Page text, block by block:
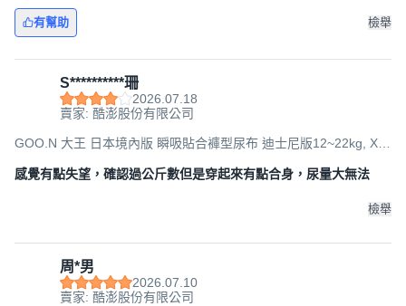
有幫助 檢舉
S**********珊
2026.07.18
賣家: 酷澎股份有限公司
GOO.N 大王 日本境內版 瞬吸貼合褲型尿布 迪士尼版12~22kg, XL,
感覺有點失望，確認過公斤數但是穿起來有點合身，尿量大無法
檢舉
周*男
2026.07.10
賣家: 酷澎股份有限公司